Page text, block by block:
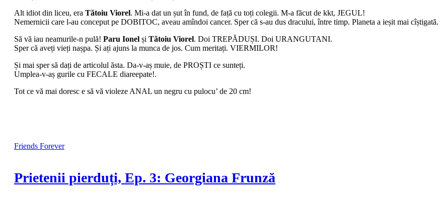
Alt idiot din liceu, era Tătoiu Viorel. Mi-a dat un șut în fund, de față cu toți colegii. M-a făcut de kkt, JEGUL!
Nemernicii care l-au conceput pe DOBITOC, aveau amîndoi cancer. Sper că s-au dus dracului, între timp. Planeta a ieșit mai cîștigată.
Să vă iau neamurile-n pulă! Paru Ionel și Tătoiu Viorel. Doi TREPĂDUȘI. Doi URANGUTANI.
Sper că aveți vieți nașpa. Și ați ajuns la munca de jos. Cum meritați. VIERMILOR!
Și mai sper să dați de articolul ăsta. Da-v-aș muie, de PROȘTI ce sunteți.
Umplea-v-aș gurile cu FECALE diareepate!.
Tot ce vă mai doresc e să vă violeze ANAL un negru cu pulocu’ de 20 cm!
Friends Forever
Prietenii pierduți, Ep. 3: Georgiana Frunză